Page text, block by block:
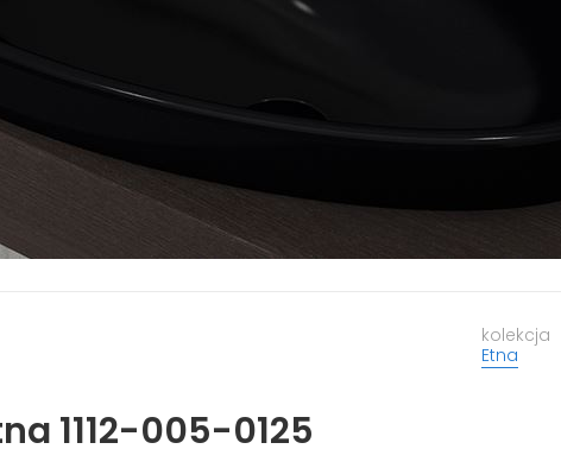
kolekcja
Etna
1112-005-0125